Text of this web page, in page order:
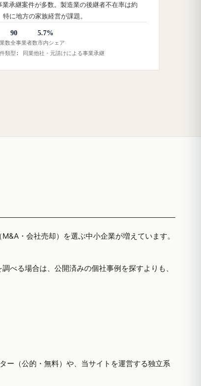
業承継案件が多数。製造業の後継者不在率は約
特に地方の家族経営が課題。
数
90
全事業者数
5.7%
市内シェア
類型: 同業他社・元請けによる事業承継
・会社売却）を選ぶ中小企業が増えています。
調べる場合は、公開済みの個社事例を探すよりも、
ー（公的・無料）や、当サイトを運営する独立系